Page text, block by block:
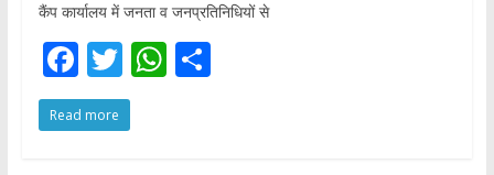
कैंप कार्यालय में जनता व जनप्रतिनिधियों से
F
ac
e
T
w
itt
W S
Read more